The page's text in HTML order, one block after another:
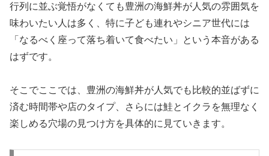
行列に並ぶ覚悟がなくても豊洲の海鮮丼が人気の雰囲気を
味わいたい人は多く、特に子ども連れやシニア世代には
「なるべく座って落ち着いて食べたい」という本音がある
はずです。
そこでここでは、豊洲の海鮮丼が人気でも比較的並ばずに
済む時間帯や店のタイプ、さらには鮭とイクラを無理なく
楽しめる穴場の見つけ方を具体的に見ていきます。